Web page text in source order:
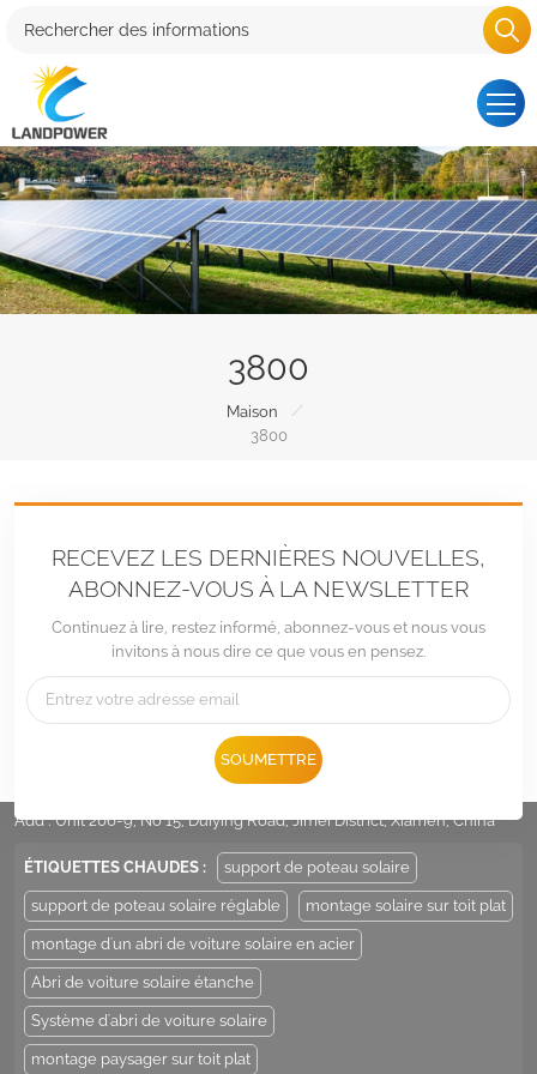
3800
Maison
/
3800
RECEVEZ LES DERNIÈRES NOUVELLES,
ABONNEZ-VOUS À LA NEWSLETTER
Continuez à lire, restez informé, abonnez-vous et nous vous
invitons à nous dire ce que vous en pensez.
SOUMETTRE
Sales@LandpowerSolar.com
Add : Unit 206-9, No 15, Duiying Road, Jimei District, Xiamen, China
ÉTIQUETTES CHAUDES : support de poteau solaire
support de poteau solaire réglable montage solaire sur toit plat
montage d'un abri de voiture solaire en acier
Abri de voiture solaire étanche
Système d'abri de voiture solaire
montage paysager sur toit plat